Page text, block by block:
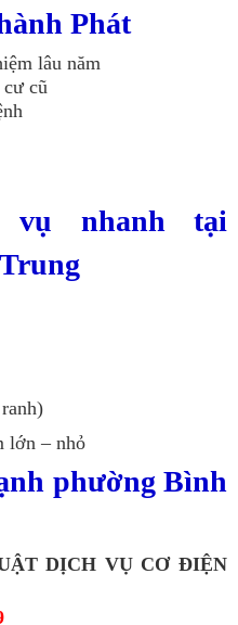
Phát
lâu năm
cũ
vụ nhanh tại
lớn – nhỏ
phường Bình
DỊCH VỤ CƠ ĐIỆN